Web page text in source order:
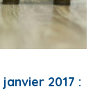
2017 :